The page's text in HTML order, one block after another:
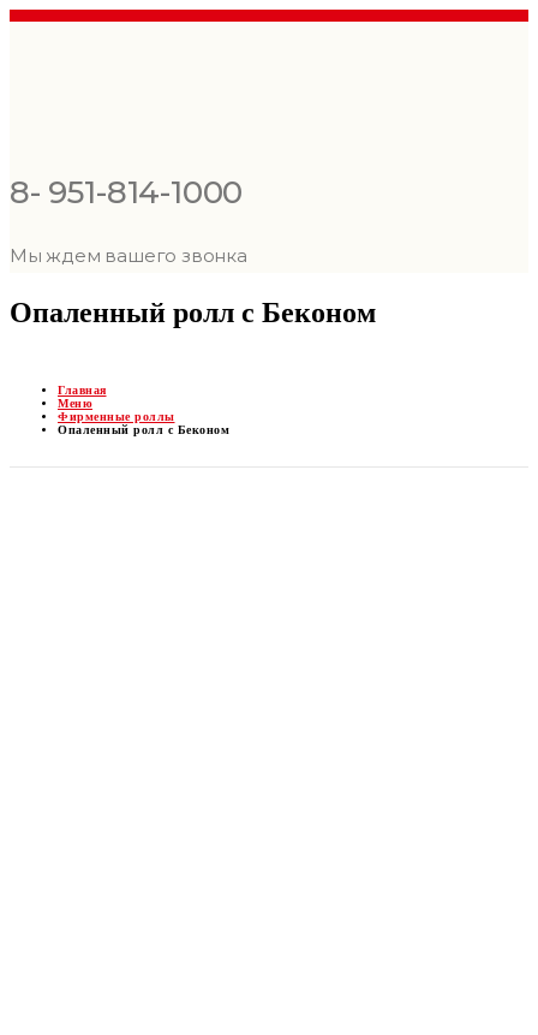
8- 951-814-1000
Мы ждем вашего звонка
Опаленный ролл с Беконом
Главная
Меню
Фирменные роллы
Опаленный ролл с Беконом